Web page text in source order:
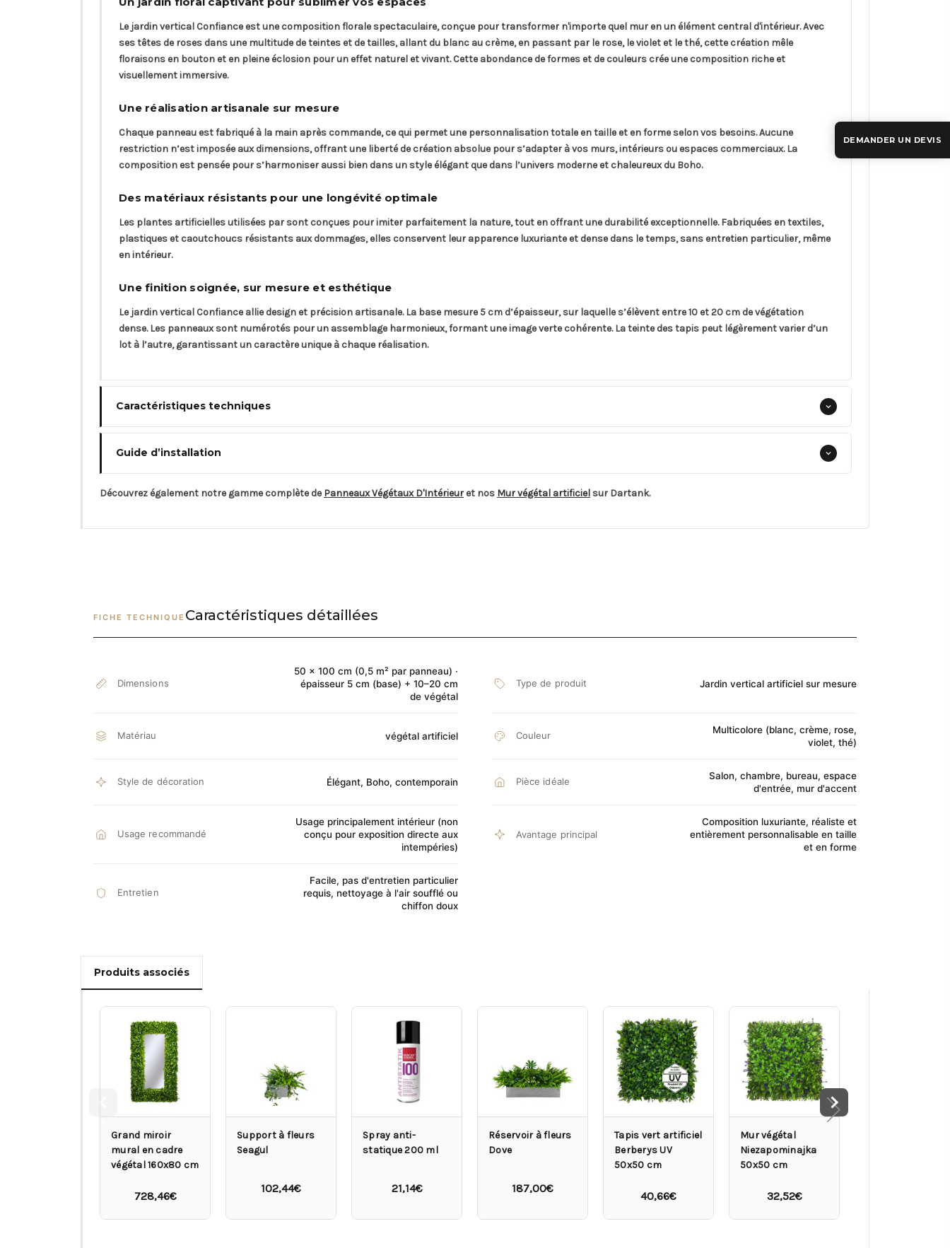
Le jardin vertical Confiance est une composition florale spectaculaire, conçue pour transformer n'importe quel mur en un élément central d'intérieur. Avec
ses têtes de roses dans une multitude de teintes et de tailles, allant du blanc au crème, en passant par le rose, le violet et le thé, cette création mêle
floraisons en bouton et en pleine éclosion pour un effet naturel et vivant. Cette abondance de formes et de couleurs crée une composition riche et
visuellement immersive.
Une réalisation artisanale sur mesure
Chaque panneau est fabriqué à la main après commande, ce qui permet une personnalisation totale en taille et en forme selon vos besoins. Aucune
restriction n’est imposée aux dimensions, offrant une liberté de création absolue pour s’adapter à vos murs, intérieurs ou espaces commerciaux. La
composition est pensée pour s’harmoniser aussi bien dans un style élégant que dans l’univers moderne et chaleureux du Boho.
Des matériaux résistants pour une longévité optimale
Les plantes artificielles utilisées par sont conçues pour imiter parfaitement la nature, tout en offrant une durabilité exceptionnelle. Fabriquées en textiles,
plastiques et caoutchoucs résistants aux dommages, elles conservent leur apparence luxuriante et dense dans le temps, sans entretien particulier, même
en intérieur.
Une finition soignée, sur mesure et esthétique
Le jardin vertical Confiance allie design et précision artisanale. La base mesure 5 cm d’épaisseur, sur laquelle s’élèvent entre 10 et 20 cm de végétation
dense. Les panneaux sont numérotés pour un assemblage harmonieux, formant une image verte cohérente. La teinte des tapis peut légèrement varier d’un
lot à l’autre, garantissant un caractère unique à chaque réalisation.
Caractéristiques techniques
Guide d’installation
Découvrez également notre gamme complète dePanneaux Végétaux D'Intérieur et nos Mur végétal artificiel sur Dartank.
FICHE TECHNIQUE Caractéristiques détaillées
Dimensions
50 × 100 cm (0,5 m² par panneau) ·
épaisseur 5 cm (base) + 10–20 cm
de végétal
Type de produit Jardin vertical artificiel sur mesure
Matériau végétal artificiel Couleur
Multicolore (blanc, crème, rose,
violet, thé)
Style de décoration Élégant, Boho, contemporain Pièce idéale
Salon, chambre, bureau, espace
d'entrée, mur d'accent
Usage recommandé
Usage principalement intérieur (non
conçu pour exposition directe aux
intempéries)
Avantage principal
Composition luxuriante, réaliste et
entièrement personnalisable en taille
et en forme
Entretien
Facile, pas d'entretien particulier
requis, nettoyage à l'air soufflé ou
chiffon doux
Produits associés
Grand miroir
mural en cadre
végétal 160x80 cm
728,46€
Support à fleurs
Seagul
102,44€
Spray anti-
statique 200 ml
21,14€
Réservoir à fleurs
Dove
187,00€
Tapis vert artificiel
Berberys UV
50x50 cm
40,66€
Mur végétal
Niezapominajka
50x50 cm
32,52€
DEMANDER UN DEVIS